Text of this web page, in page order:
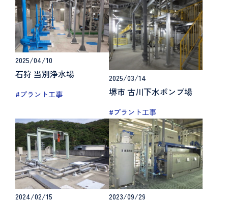
2025/04/10
石狩 当別浄水場
#プラント工事
2025/03/14
堺市 古川下水ポンプ場
#プラント工事
2024/02/15 2023/09/29